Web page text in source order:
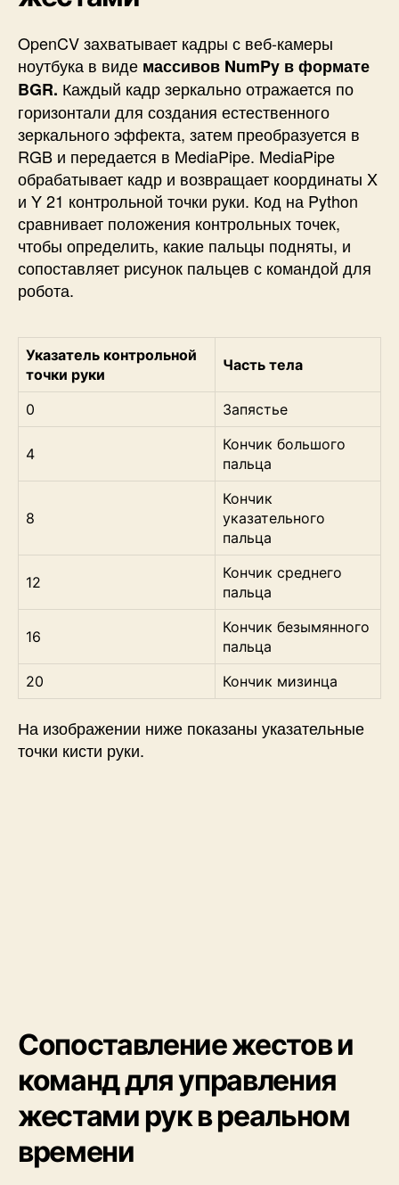
OpenCV захватывает кадры с веб-камеры
ноутбука в виде массивов NumPy в формате
BGR. Каждый кадр зеркально отражается по
горизонтали для создания естественного
зеркального эффекта, затем преобразуется в
RGB и передается в MediaPipe. MediaPipe
обрабатывает кадр и возвращает координаты X
и Y 21 контрольной точки руки. Код на Python
сравнивает положения контрольных точек,
чтобы определить, какие пальцы подняты, и
сопоставляет рисунок пальцев с командой для
робота.
Указатель контрольной
точки руки
Часть тела
0 Запястье
4
Кончик большого
пальца
8
Кончик
указательного
пальца
12
Кончик среднего
пальца
16
Кончик безымянного
пальца
20
Кончик мизинца
На изображении ниже показаны указательные
точки кисти руки.
Сопоставление жестов и
команд для управления
жестами рук в реальном
времени